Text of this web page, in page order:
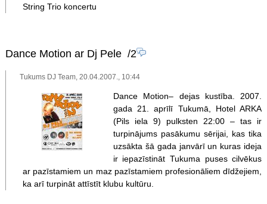
String Trio koncertu
Dance Motion ar Dj Pele /2
Tukums DJ Team, 20.04.2007., 10:44
Dance Motion– dejas kustība. 2007.
gada 21. aprīlī Tukumā, Hotel ARKA
(Pils iela 9) pulksten 22:00 – tas ir
turpinājums pasākumu sērijai, kas tika
uzsākta šā gada janvārī un kuras ideja
ir iepazīstināt Tukuma puses cilvēkus
ar pazīstamiem un maz pazīstamiem profesionāliem dīdžejiem,
ka arī turpināt attīstīt klubu kultūru.